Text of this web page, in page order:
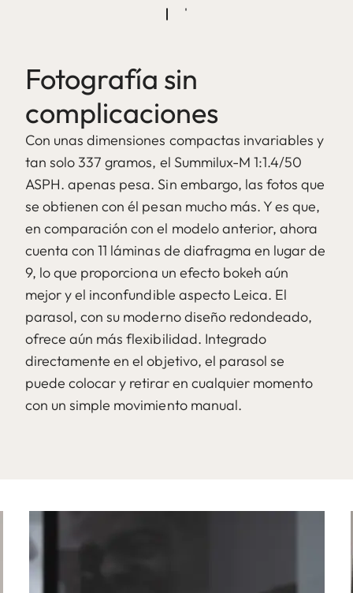
Fotografía sin
complicaciones
Con unas dimensiones compactas invariables y
tan solo 337 gramos, el Summilux-M 1:1.4/50
ASPH. apenas pesa. Sin embargo, las fotos que
se obtienen con él pesan mucho más. Y es que,
en comparación con el modelo anterior, ahora
cuenta con 11 láminas de diafragma en lugar de
9, lo que proporciona un efecto bokeh aún
mejor y el inconfundible aspecto Leica. El
parasol, con su moderno diseño redondeado,
ofrece aún más flexibilidad. Integrado
directamente en el objetivo, el parasol se
puede colocar y retirar en cualquier momento
con un simple movimiento manual.